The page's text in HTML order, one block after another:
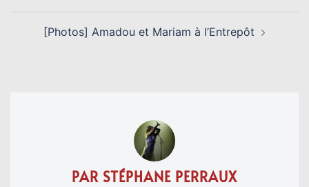
[Photos] Amadou et Mariam à l’Entrepôt
PAR STÉPHANE PERRAUX